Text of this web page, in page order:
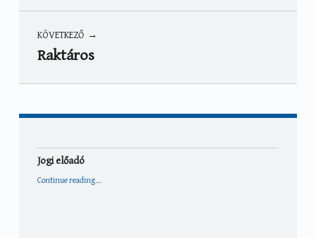
KÖVETKEZŐ
Raktáros
Jogi előadó
Continue reading…